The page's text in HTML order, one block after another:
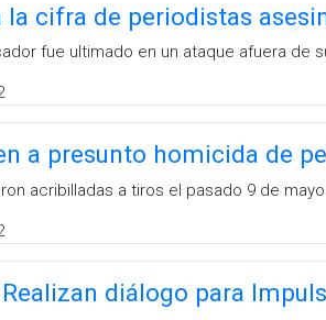
la cifra de periodistas
fue ultimado en un ataque afuera de
a presunto homicida de
acribilladas a tiros el pasado 9 de
Realizan diálogo para